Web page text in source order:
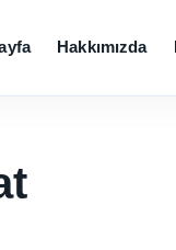
Hakkımızda